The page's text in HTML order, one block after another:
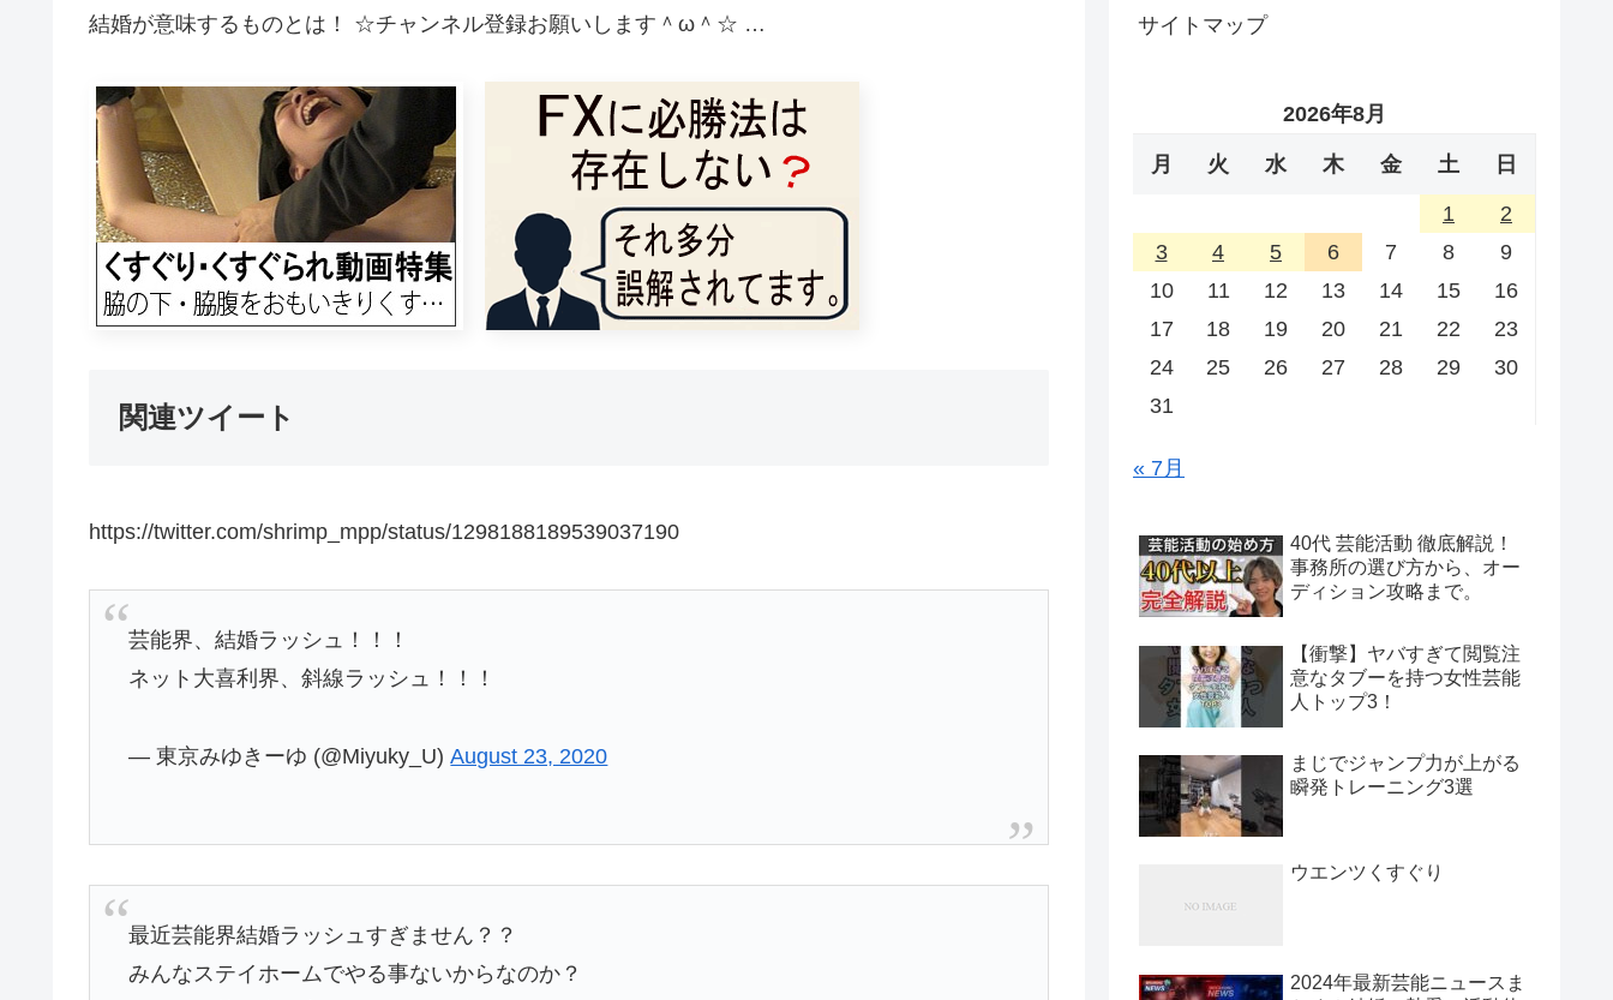
結婚が意味するものとは！ ☆チャンネル登録お願いします＾ω＾☆ …
関連ツイート
https://twitter.com/shrimp_mpp/status/1298188189539037190
芸能界、結婚ラッシュ！！！
ネット大喜利界、斜線ラッシュ！！！
— 東京みゆきーゆ (@Miyuky_U)August 23, 2020
最近芸能界結婚ラッシュすぎません？？
みんなステイホームでやる事ないからなのか？
サイトマップ
2026年8月
月 火 水 木 金 土 日
1
2
3
4 5 6 7 8
9
10
11 12 13 14 15
16
17
18 19 20 21 22
23
24
25 26 27 28 29
30
31
« 7月
40代 芸能活動 徹底解説！
事務所の選び方から、オー
ディション攻略まで。
【衝撃】ヤバすぎて閲覧注
意なタブーを持つ女性芸能
人トップ3！
まじでジャンプ力が上がる
瞬発トレーニング3選
ウエンツくすぐり
2024年最新芸能ニュースま